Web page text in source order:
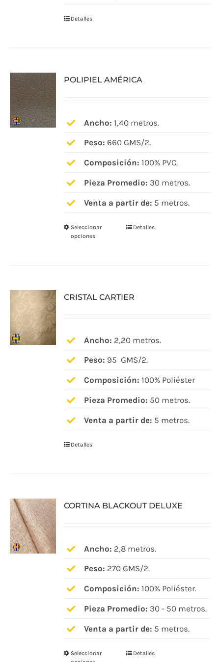
Detalles
POLIPIEL AMÉRICA
Ancho: 1,40 metros.
Peso: 660 GMS/2.
Composición: 100% PVC.
Pieza Promedio: 30 metros.
Venta a partir de: 5 metros.
Seleccionar
opciones
Este
Las
pueden
la
producto
Detalles
CRISTAL CARTIER
Ancho: 2,20 metros.
Peso: 95 GMS/2.
Composición: 100% Poliéster
Pieza Promedio: 50 metros.
Venta a partir de: 5 metros.
Detalles
CORTINA BLACKOUT DELUXE
Ancho: 2,8 metros.
Peso: 270 GMS/2.
Composición: 100% Poliéster.
Pieza Promedio: 30 - 50 metros.
Venta a partir de: 5 metros.
Seleccionar
EsteDetalles